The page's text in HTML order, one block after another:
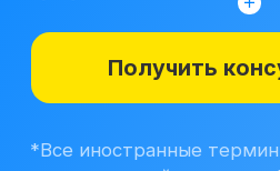
вы можете найти с расшифровкой